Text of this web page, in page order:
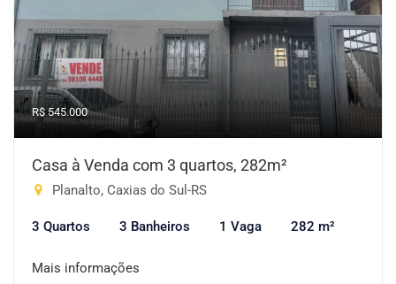
R$ 545.000
Casa à Venda com 3 quartos, 282m²
Planalto, Caxias do Sul-RS
3 Quartos 3 Banheiros 1 Vaga 282 m²
Mais informações